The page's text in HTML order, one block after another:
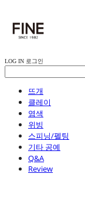
LOG IN 로그인
뜨개
클레이
염색
위빙
스피닝/펠팅
기타 공예
Q&A
Review